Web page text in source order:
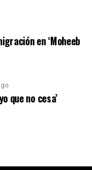
en ‘Moheeb
que no cesa’